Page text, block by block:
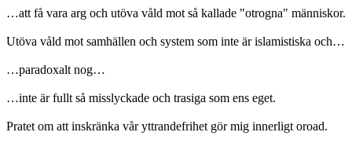
…att få vara arg och utöva våld mot så kallade "otrogna" människor.
Utöva våld mot samhällen och system som inte är islamistiska och…
…paradoxalt nog…
…inte är fullt så misslyckade och trasiga som ens eget.
Pratet om att inskränka vår yttrandefrihet gör mig innerligt oroad.